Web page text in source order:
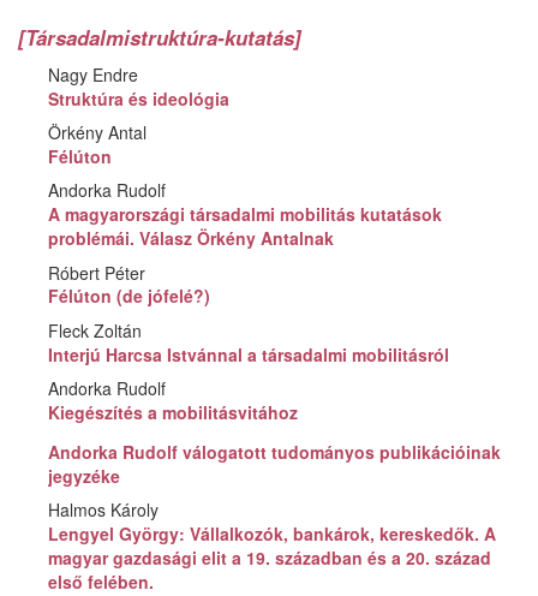
[Társadalmistruktúra-kutatás]
Nagy Endre
Struktúra és ideológia
Örkény Antal
Félúton
Andorka Rudolf
A magyarországi társadalmi mobilitás kutatások
problémái. Válasz Örkény Antalnak
Róbert Péter
Félúton (de jófelé?)
Fleck Zoltán
Interjú Harcsa Istvánnal a társadalmi mobilitásról
Andorka Rudolf
Kiegészítés a mobilitásvitához
Andorka Rudolf válogatott tudományos publikációinak
jegyzéke
Halmos Károly
Lengyel György: Vállalkozók, bankárok, kereskedők. A
magyar gazdasági elit a 19. században és a 20. század
első felében.